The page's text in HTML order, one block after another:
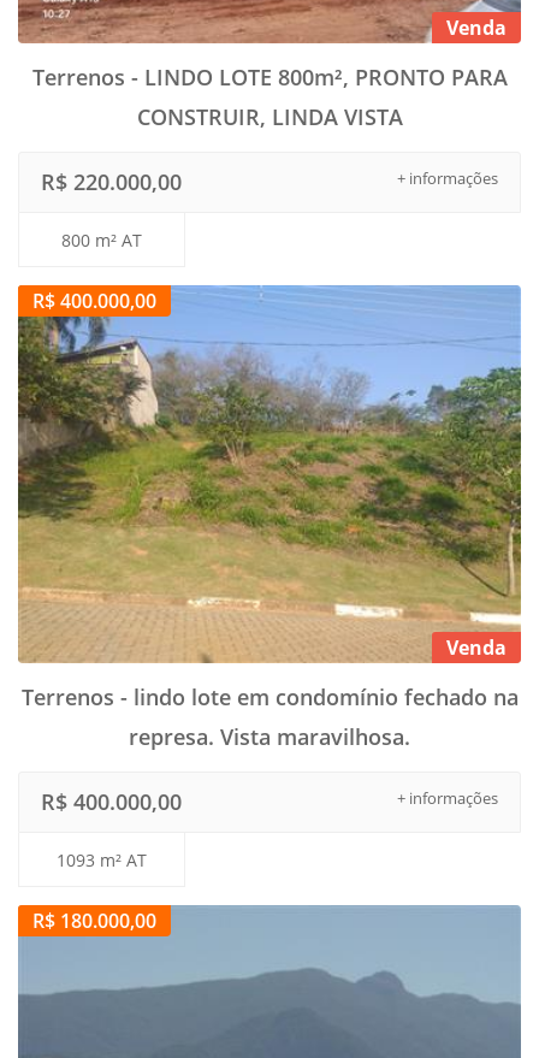
Venda
Terrenos - LINDO LOTE 800m², PRONTO PARA
CONSTRUIR, LINDA VISTA
+ informações
R$ 220.000,00
800 m² AT
R$ 400.000,00
Venda
Terrenos - lindo lote em condomínio fechado na
represa. Vista maravilhosa.
+ informações
R$ 400.000,00
1093 m² AT
R$ 180.000,00